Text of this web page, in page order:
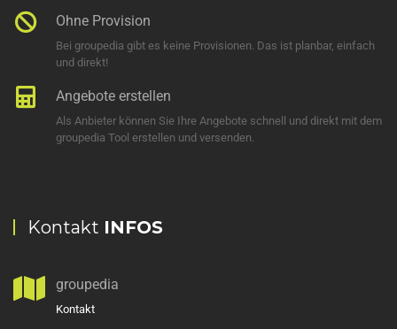
Ohne Provision
Bei groupedia gibt es keine Provisionen. Das ist planbar, einfach
und direkt!
Angebote erstellen
Als Anbieter können Sie Ihre Angebote schnell und direkt mit dem
groupedia Tool erstellen und versenden.
Kontakt INFOS
groupedia
Kontakt